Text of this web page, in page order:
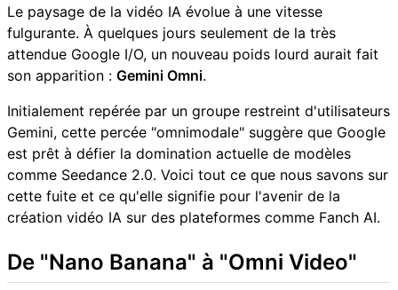
Le paysage de la vidéo IA évolue à une vitesse
fulgurante. À quelques jours seulement de la très
attendue Google I/O, un nouveau poids lourd aurait fait
son apparition : Gemini Omni.
Initialement repérée par un groupe restreint d'utilisateurs
Gemini, cette percée "omnimodale" suggère que Google
est prêt à défier la domination actuelle de modèles
comme Seedance 2.0. Voici tout ce que nous savons sur
cette fuite et ce qu'elle signifie pour l'avenir de la
création vidéo IA sur des plateformes comme Fanch AI.
De "Nano Banana" à "Omni Video"